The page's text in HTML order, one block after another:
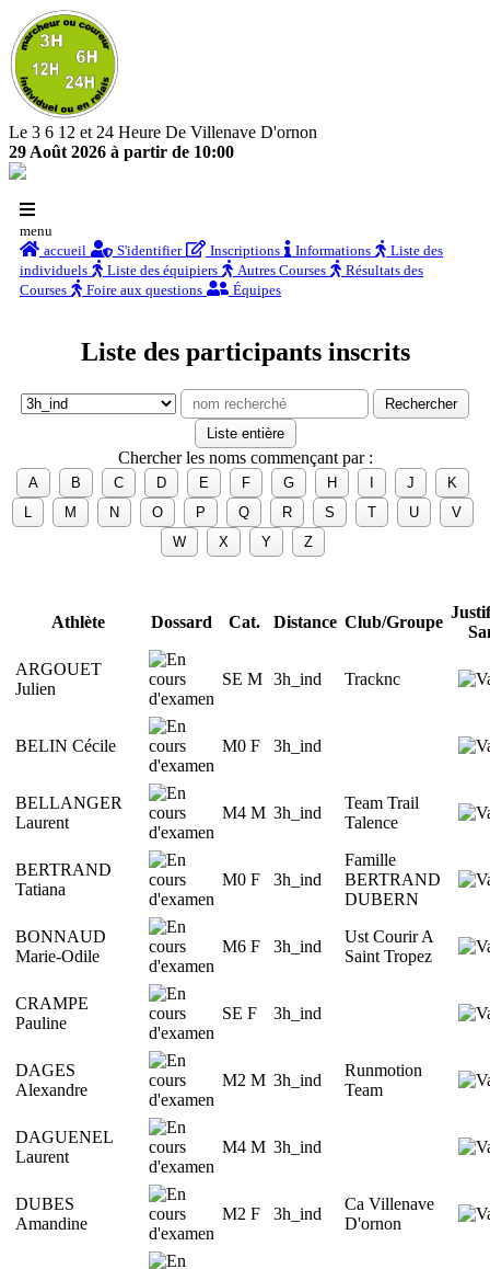
Le 3 6 12 et 24 Heure De Villenave D'ornon
29 Août 2026 à partir de 10:00
menu
accueil
S'identifier Inscriptions Informations
Liste des
individuels
Liste des équipiers Autres Courses
Résultats des
Courses
Foire aux questions Équipes
Liste des participants inscrits
Chercher les noms commençant par :
Athlète Dossard Cat. Distance Club/Groupe
ARGOUET
Julien
SE M 3h_ind Tracknc
BELIN Cécile M0 F 3h_ind
BELLANGER
Laurent
M4 M 3h_ind
Team Trail
Talence
BERTRAND
Tatiana
M0 F 3h_ind
Famille
BERTRAND
DUBERN
BONNAUD
Marie-Odile
M6 F 3h_ind
Ust Courir A
Saint Tropez
CRAMPE
Pauline
SE F 3h_ind
DAGES
Alexandre
M2 M 3h_ind
Runmotion
Team
DAGUENEL
Laurent
M4 M 3h_ind
DUBES
Amandine
M2 F 3h_ind
Ca Villenave
D'ornon